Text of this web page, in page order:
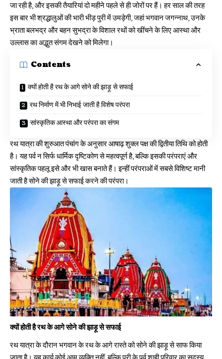
जा रही है, और इसकी तैयारियां दो महीने पहले से ही जोरों पर हैं। हर साल की तरह
इस बार भी श्रद्धालुओं की भारी भीड़ पुरी में उमड़ेगी, जहां भगवान जगन्नाथ, उनके
भ्राता बलभद्र और बहन सुभद्रा के विशाल रथों को खींचने के लिए आस्था और
उल्लास का अद्भुत संगम देखने को मिलेगा।
Contents
क्यों होती है रथ के आगे सोने की झाड़ू से सफाई
रथ निर्माण में भी निभाई जाती है विशेष परंपरा
सांस्कृतिक आस्था और परंपरा का संगम
रथ यात्राकी शुरुआत पंचांग के अनुसार आषाढ़ शुक्ल पक्ष की द्वितीया तिथि को होती
है। यह पर्व न सिर्फ धार्मिक दृष्टिकोण से महत्वपूर्ण है, बल्कि इसकी परंपराएं और
सांस्कृतिक पहलू इसे और भी खास बनाते हैं। इन्हीं परंपराओं में सबसे विशिष्ट मानी
जाती है सोने की झाड़ू से सफाई करने की परंपरा।
क्यों होती है रथ के आगे सोने की झाड़ू से सफाई
रथ यात्रा के दौरान भगवान के रथ के आगे रास्ते को सोने की झाड़ू से साफ किया